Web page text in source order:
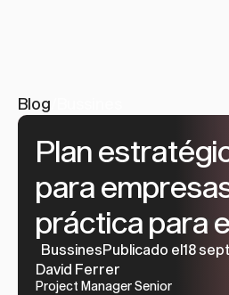
Blog
Plan
para
práctica para
BussinesPublicado el18
David Ferrer
Project Manager Senior